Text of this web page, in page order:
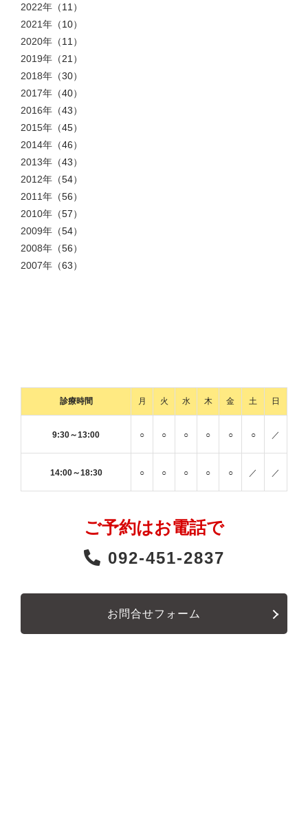
2022年 （11）
2021年 （10）
2020年 （11）
2019年 （21）
2018年 （30）
2017年 （40）
2016年 （43）
2015年 （45）
2014年 （46）
2013年 （43）
2012年 （54）
2011年 （56）
2010年 （57）
2009年 （54）
2008年 （56）
2007年 （63）
診療時間 月 火 水 木 金 土 日
9:30～13:00 ○ ○ ○ ○ ○ ○ ／
14:00～18:30 ○ ○ ○ ○ ○ ／ ／
ご予約はお電話で
092-451-2837
お問合せフォーム